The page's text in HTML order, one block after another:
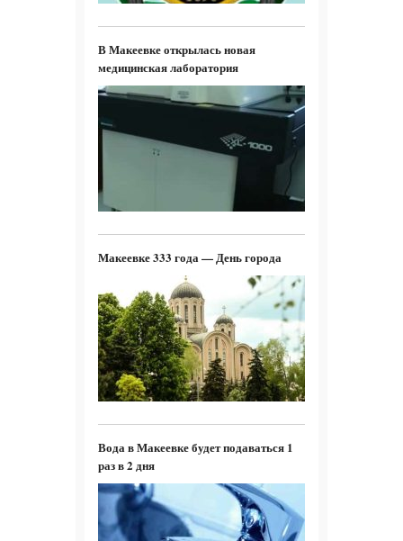
В Макеевке открылась новая
медицинская лаборатория
Макеевке 333 года — День города
Вода в Макеевке будет подаваться 1
раз в 2 дня